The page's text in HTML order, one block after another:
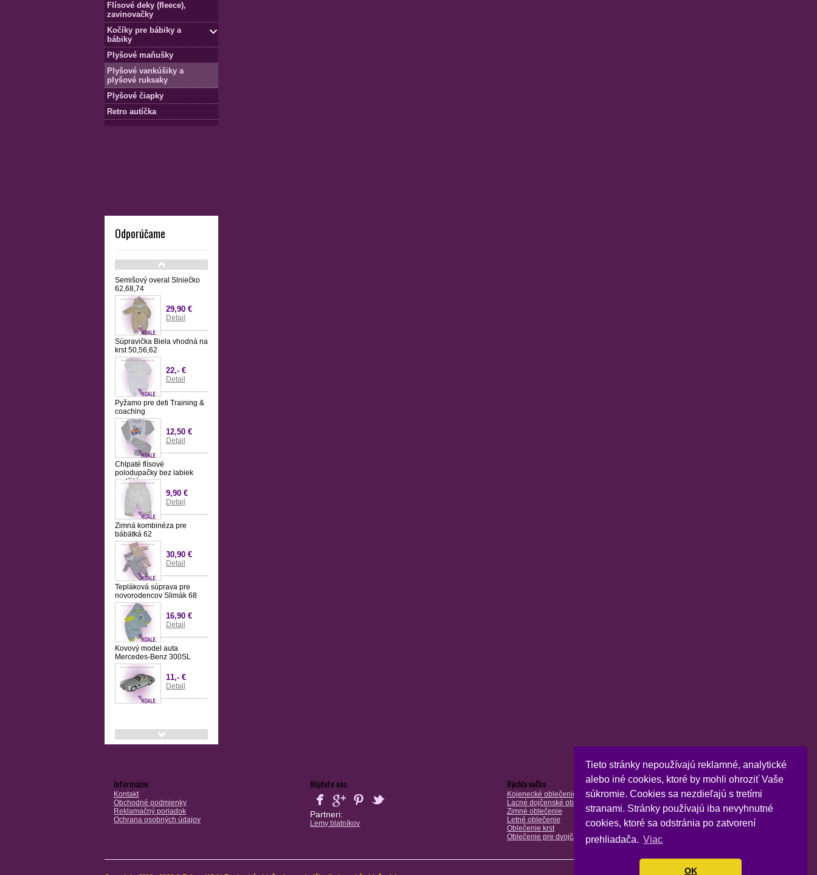
Tieto stránky nepoužívajú reklamné, analytické
alebo iné cookies, ktoré by mohli ohroziť Vaše
súkromie. Cookies sa nezdieľajú s tretími
stranami. Stránky používajú iba nevyhnutné
cookies, ktoré sa odstránia po zatvorení
prehliadača. Viac
OK
Flísové deky (fleece),
zavinovačky
Kočíky pre bábiky a
bábiky
Plyšové maňušky
Plyšové vankúšiky a
plyšové ruksaky
Plyšové čiapky
Retro autíčka
Odporúčame
Semišový overal Slniečko
62,68,74
29,90 €
Detail
Súpravička Biela vhodná na
krst 50,56,62
22,- €
Detail
Pyžamo pre deti Training &
coaching
12,50 €
Detail
Chlpaté flísové
polodupačky bez labiek
podšité
9,90 €
Detail
Zimná kombinéza pre
bábätká 62
30,90 €
Detail
Tepláková súprava pre
novorodencov Slimák 68
16,90 €
Detail
Kovový model auta
Mercedes-Benz 300SL
11,- €
Detail
Informácie
Kontakt
Obchodné podmienky
Reklamačný poriadok
Ochrana osobných údajov
Nájdete nás
Partneri:
Lemy blatníkov
Rýchla voľba
Kojenecké oblečenie
Lacné dojčenské oblečenie
Zimné oblečenie
Letné oblečenie
Oblečenie krst
Oblečenie pre dvojčatá